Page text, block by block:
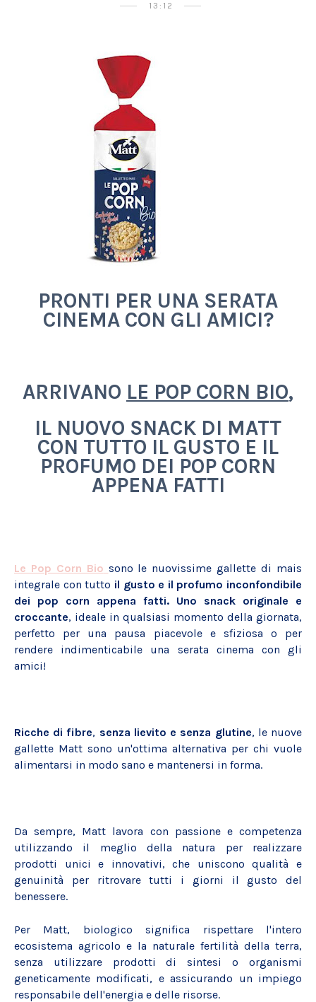
13:12
PRONTI PER UNA SERATA
CINEMA CON GLI AMICI?
ARRIVANO LE POP CORN BIO,
IL NUOVO SNACK DI MATT
CON TUTTO IL GUSTO E IL
PROFUMO DEI POP CORN
APPENA FATTI
Le Pop Corn Bio sono le nuovissime gallette di mais
integrale con tutto il gusto e il profumo inconfondibile
dei pop corn appena fatti. Uno snack originale e
croccante, ideale in qualsiasi momento della giornata,
perfetto per una pausa piacevole e sfiziosa o per
rendere indimenticabile una serata cinema con gli
amici!
Ricche di fibre, senza lievito e senza glutine, le nuove
gallette Matt sono un'ottima alternativa per chi vuole
alimentarsi in modo sano e mantenersi in forma.
Da sempre, Matt lavora con passione e competenza
utilizzando il meglio della natura per realizzare
prodotti unici e innovativi, che uniscono qualità e
genuinità per ritrovare tutti i giorni il gusto del
benessere.
Per Matt, biologico significa rispettare l'intero
ecosistema agricolo e la naturale fertilità della terra,
senza utilizzare prodotti di sintesi o organismi
geneticamente modificati, e assicurando un impiego
responsabile dell'energia e delle risorse.